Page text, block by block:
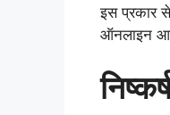
इस प्रकार
ऑनलाइन